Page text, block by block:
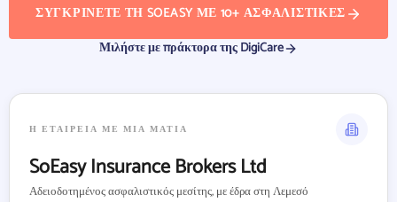
ΣΥΓΚΡΊΝΕΤΕ ΤΗ SOEASY ΜΕ 10+ ΑΣΦΑΛΙΣΤΙΚΈΣ
Μιλήστε με πράκτορα της DigiCare
Η ΕΤΑΙΡΕΊΑ ΜΕ ΜΙΑ ΜΑΤΙΆ
SoEasy Insurance Brokers Ltd
Αδειοδοτημένος ασφαλιστικός μεσίτης, με έδρα στη Λεμεσό